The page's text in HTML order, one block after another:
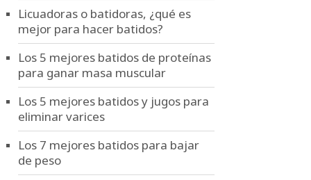
Licuadoras o batidoras, ¿qué es
mejor para hacer batidos?
Los 5 mejores batidos de proteínas
para ganar masa muscular
Los 5 mejores batidos y jugos para
eliminar varices
Los 7 mejores batidos para bajar
de peso